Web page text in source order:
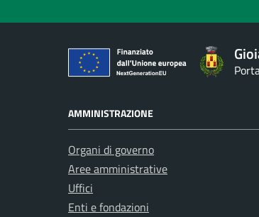
AMMINISTRAZIONE
Organi di governo
Aree amministrative
Uffici
Enti e fondazioni